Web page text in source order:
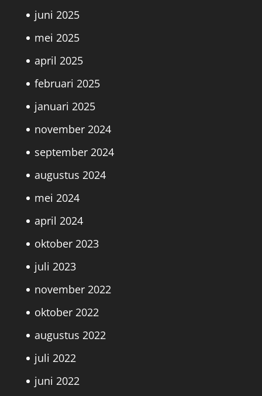
juni 2025
mei 2025
april 2025
februari 2025
januari 2025
november 2024
september 2024
augustus 2024
mei 2024
april 2024
oktober 2023
juli 2023
november 2022
oktober 2022
augustus 2022
juli 2022
juni 2022